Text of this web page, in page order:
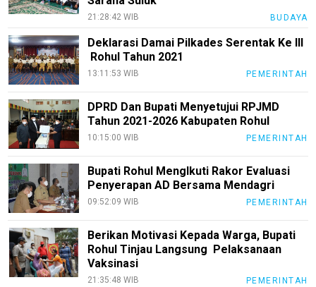
21:28:42 WIB BUDAYA
Deklarasi Damai Pilkades Serentak Ke III
Rohul Tahun 2021
13:11:53 WIB PEMERINTAH
DPRD Dan Bupati Menyetujui RPJMD
Tahun 2021-2026 Kabupaten Rohul
10:15:00 WIB PEMERINTAH
Bupati Rohul MengIkuti Rakor Evaluasi
Penyerapan AD Bersama Mendagri
09:52:09 WIB PEMERINTAH
Berikan Motivasi Kepada Warga, Bupati
Rohul Tinjau Langsung Pelaksanaan
Vaksinasi
21:35:48 WIB PEMERINTAH